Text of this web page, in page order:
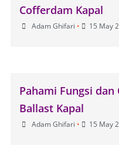
Cofferdam Kapal
Adam Ghifari • 15 May
Pahami Fungsi dan
Ballast Kapal
Adam Ghifari • 15 May